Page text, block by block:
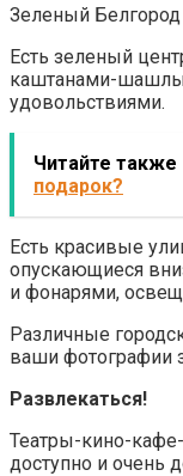
Зеленый Белгород
Есть зеленый
каштанами-
удовольствиями.
Читайте также
подарок?
Есть красивые
опускающиеся
и фонарями,
Различные
ваши фотографии
Развлекаться!
Театры-кино-
доступно и очень